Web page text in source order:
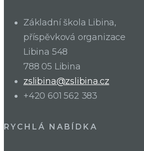
Základní škola Libina,
příspěvková organizace
Libina 548
788 05 Libina
zslibina@zslibina.cz
+420 601 562 383
RYCHLÁ NABÍDKA